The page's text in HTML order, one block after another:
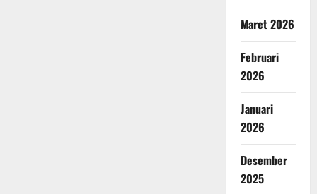
Maret 2026
Februari
2026
Januari
2026
Desember
2025